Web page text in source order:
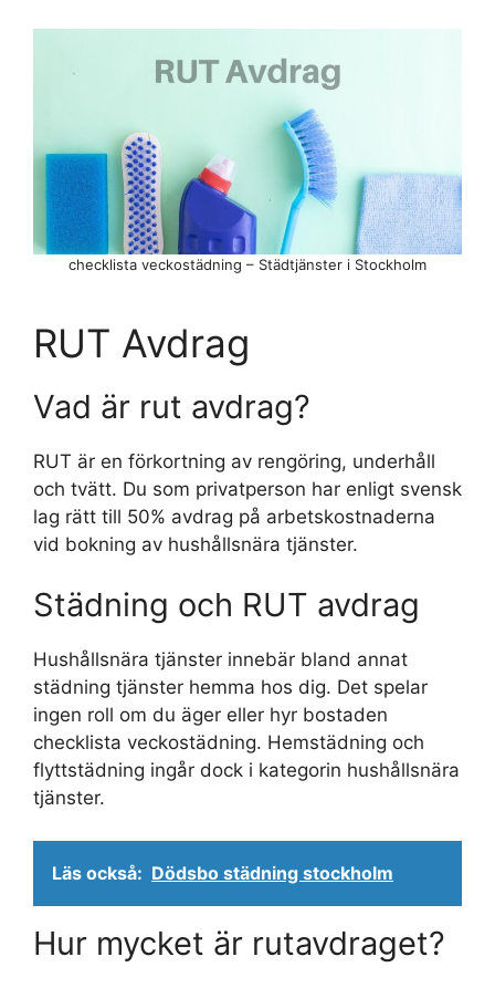
RUT Avdrag
Vad är rut avdrag?
RUT är en förkortning av rengöring, underhåll
och tvätt. Du som privatperson har enligt svensk
lag rätt till 50% avdrag på arbetskostnaderna
vid bokning av hushållsnära tjänster.
Städning och RUT avdrag
Hushållsnära tjänster innebär bland annat
städning tjänster hemma hos dig. Det spelar
ingen roll om du äger eller hyr bostaden
checklista veckostädning. Hemstädning och
flyttstädning ingår dock i kategorin hushållsnära
tjänster.
Läs också: Dödsbo städning stockholm
Hur mycket är rutavdraget?
checklista veckostädning – Städtjänster i Stockholm